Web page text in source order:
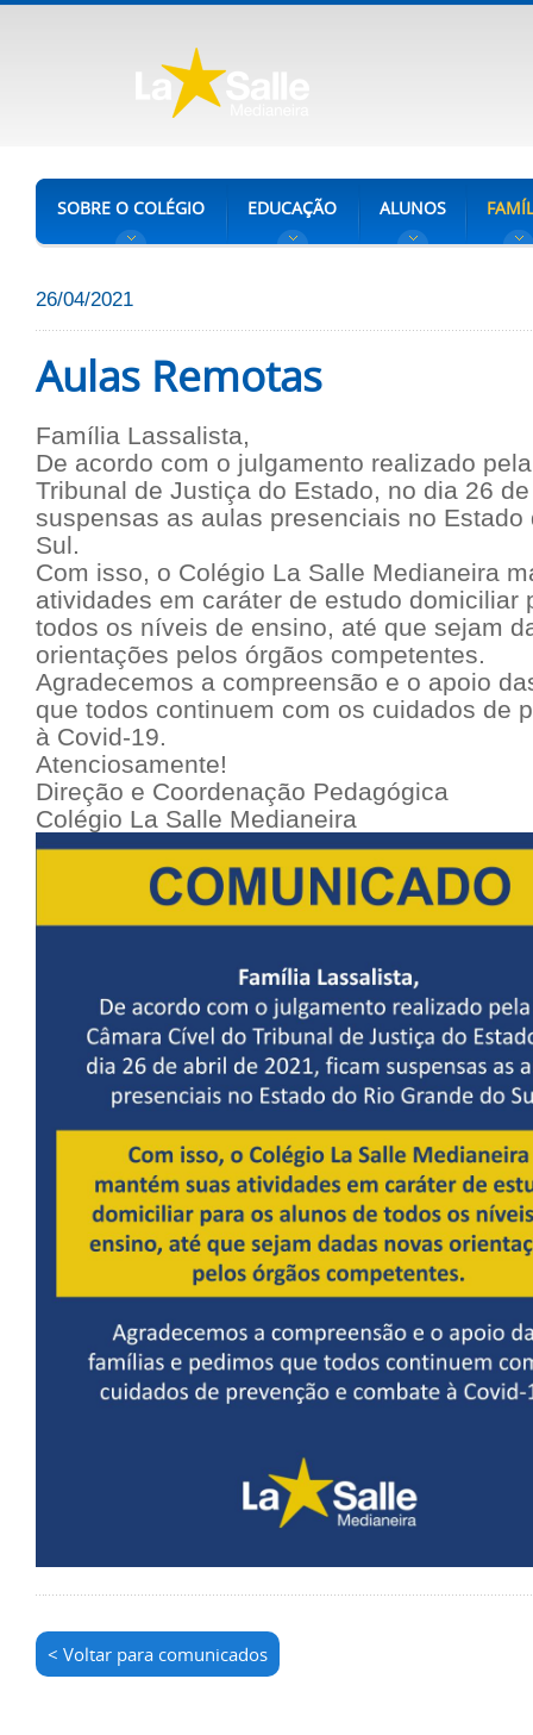
SOBRE O COLÉGIO EDUCAÇÃO ALUNOS
26/04/2021
Aulas Remotas
Família Lassalista,
De acordo com o julgamento realizado
Tribunal de Justiça do Estado, no dia 26
suspensas as aulas presenciais no Estado
Sul.
Com isso, o Colégio La Salle Medianeira
atividades em caráter de estudo domiciliar
todos os níveis de ensino, até que sejam
orientações pelos órgãos competentes.
Agradecemos a compreensão e o apoio
que todos continuem com os cuidados de
à Covid-19.
Atenciosamente!
Direção e Coordenação Pedagógica
Colégio La Salle Medianeira
< Voltar para comunicados